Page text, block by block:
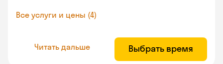
Все услуги и цены (4)
Читать дальше Выбрать время